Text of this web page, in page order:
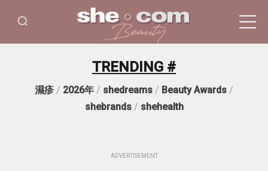
TRENDING #
濕疹 / 2026年 / shedreams / Beauty Awards /
shebrands/ shehealth
ADVERTISEMENT